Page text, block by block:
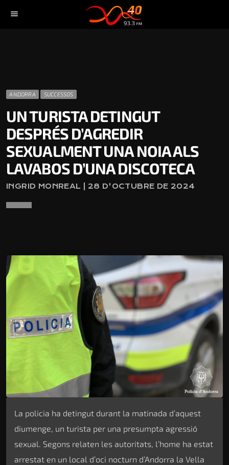
menu
ANDORRA SUCCESSOS
UN TURISTA DETINGUT
DESPRÉS D’AGREDIR
SEXUALMENT UNA NOIA ALS
LAVABOS D’UNA DISCOTECA
INGRID MONREAL | 28 D'OCTUBRE DE 2024
La policia ha detingut durant la matinada d’aquest
diumenge, un turista per una presumpta agressió
sexual. Segons relaten les autoritats, l’home ha estat
arrestat en un local d’oci nocturn d’Andorra la Vella